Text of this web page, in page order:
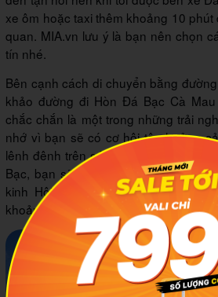
xe ôm hoặc taxi thêm khoảng 10
quan. MIA.vn lưu ý là bạn nên chọn
tín nhé.
Bên cạnh cách di chuyển bằng
khảo đường đi Hòn Đá Bạc Cà
chắc chắn là một trong những trải
nhớ vì bạn sẽ có cơ hội tận hưởng
lênh đênh trên sóng nước Cà Mau.
Bạc, bạn sẽ xuôi theo dòng kinh
kinh Hội Đồng Thành. Sau đó, bạn
khoảng 40km là sẽ tới được thắng